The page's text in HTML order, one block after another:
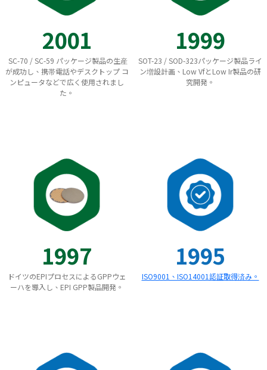
2001
SC-70 / SC-59 パッケージ製品の生産
が成功し、携帯電話やデスクトップ コ
ンピュータなどで広く使用されまし
た。
1999
SOT-23 / SOD-323パッケージ製品ライ
ン増設計画、Low VfとLow Ir製品の研
究開発。
1997
ドイツのEPIプロセスによるGPPウェ
ーハを導入し、EPI GPP製品開発。
1995
ISO9001、ISO14001認証取得済み。